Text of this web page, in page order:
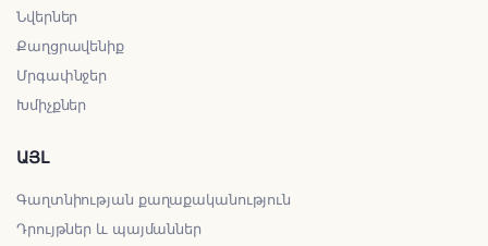
Նվերներ
Քաղցրավենիք
Մրգափնջեր
Խմիչքներ
ԱՅԼ
Գաղտնիության քաղաքականություն
Դրույթներ և պայմաններ